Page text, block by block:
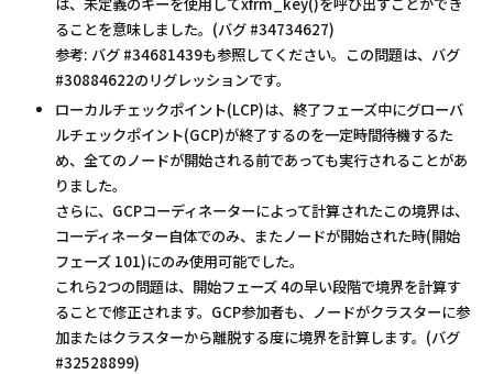
ることを意味しました。(バグ #34734627)
参考: バグ #34681439も参照してください。この問題は、バグ
#30884622のリグレッションです。
ローカルチェックポイント(LCP)は、終了フェーズ中にグローバ
ルチェックポイント(GCP)が終了するのを一定時間待機するた
め、全てのノードが開始される前であっても実行されることがあ
りました。
さらに、GCPコーディネーターによって計算されたこの境界は、
コーディネーター自体でのみ、またノードが開始された時(開始
フェーズ 101)にのみ使用可能でした。
これら2つの問題は、開始フェーズ 4の早い段階で境界を計算す
ることで修正されます。GCP参加者も、ノードがクラスターに参
加またはクラスターから離脱する度に境界を計算します。(バグ
#32528899)